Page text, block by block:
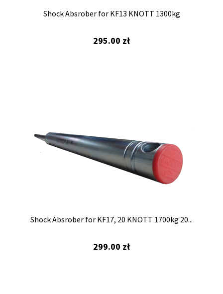
Shock Absrober for KF13 KNOTT 1300kg
295.00 zł
Shock Absrober for KF17, 20 KNOTT 1700kg 20...
299.00 zł